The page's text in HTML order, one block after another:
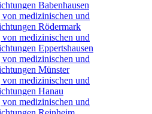
Babenhausen
medizinischen und
Rödermark
medizinischen und
Eppertshausen
medizinischen und
Münster
medizinischen und
Hanau
medizinischen und